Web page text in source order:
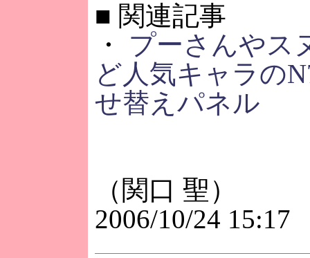
■ 関連記事
・ プーさんやス
ど人気キャラの
せ替えパネル
（関口 聖）
2006/10/24 15:17